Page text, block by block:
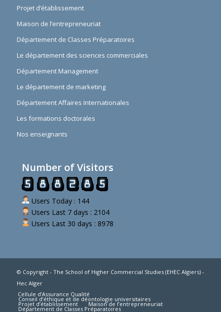
Projet d’établissement
Maison de l’entrepreneuriat
Département de Classes Préparatoires
Le département des sciences commerciales
Département Management
Le département de marketing
Département Affaires Internationales
Les formations doctorales
Nos enseignants
Number of Visitors
Users Today : 144
Users Last 7 days : 2104
Users Last 30 days : 8978
© Copyright - The School of Higher Commercial Studies (EHEC Algiers) -
Hec Alger
Cellule d’Assurance Qualité
Conseil d’éthique et de déontologie universitaires
Projet d’établissement Maison de l’entrepreneuriat
Département de Classes Préparatoires